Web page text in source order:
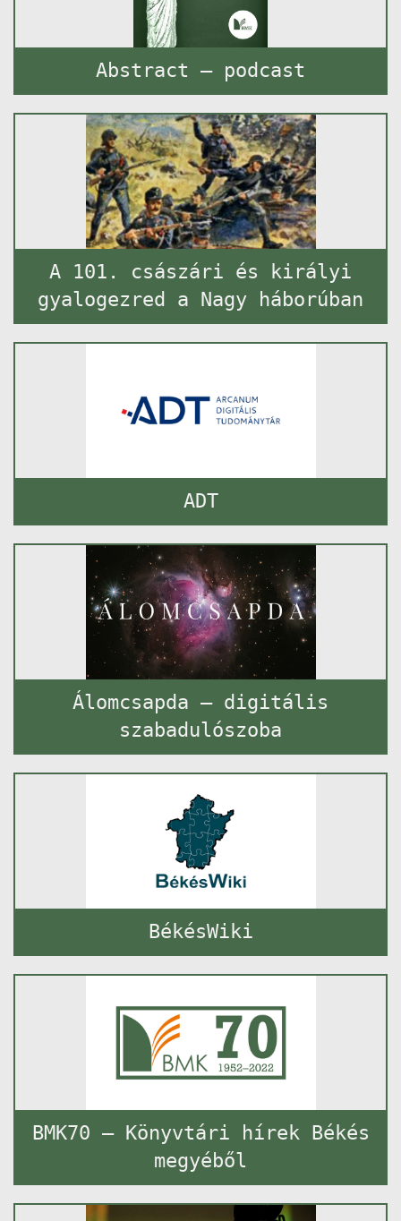
Abstract – podcast
A 101. császári és királyi
gyalogezred a Nagy háborúban
ADT
Álomcsapda – digitális
szabadulószoba
BékésWiki
BMK70 – Könyvtári hírek Békés
megyéből